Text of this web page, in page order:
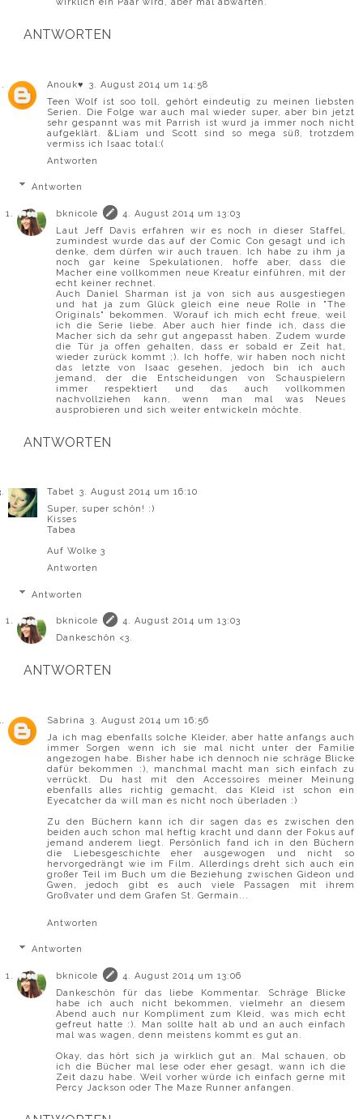
wirklich ein Paar wird, aber mal abwarten.
ANTWORTEN
Anouk♥
3. August 2014 um 14:58
Teen Wolf ist soo toll, gehört eindeutig zu meinen liebsten
Serien. Die Folge war auch mal wieder super, aber bin jetzt
sehr gespannt was mit Parrish ist wurd ja immer noch nicht
aufgeklärt. &Liam und Scott sind so mega süß, trotzdem
vermiss ich Isaac total:(
Antworten
Antworten
bknicole
4. August 2014 um 13:03
Laut Jeff Davis erfahren wir es noch in dieser Staffel,
zumindest wurde das auf der Comic Con gesagt und ich
denke, dem dürfen wir auch trauen. Ich habe zu ihm ja
noch gar keine Spekulationen, hoffe aber, dass die
Macher eine vollkommen neue Kreatur einführen, mit der
echt keiner rechnet.
Auch Daniel Sharman ist ja von sich aus ausgestiegen
und hat ja zum Glück gleich eine neue Rolle in "The
Originals" bekommen. Worauf ich mich echt freue, weil
ich die Serie liebe. Aber auch hier finde ich, dass die
Macher sich da sehr gut angepasst haben. Zudem wurde
die Tür ja offen gehalten, dass er sobald er Zeit hat,
wieder zurück kommt ;). Ich hoffe, wir haben noch nicht
das letzte von Isaac gesehen, jedoch bin ich auch
jemand, der die Entscheidungen von Schauspielern
immer respektiert und das auch vollkommen
nachvollziehen kann, wenn man mal was Neues
ausprobieren und sich weiter entwickeln möchte.
ANTWORTEN
Tabet 3. August 2014 um 16:10
Super, super schön! :)
Kisses
Tabea
Auf Wolke 3
Antworten
Antworten
bknicole
4. August 2014 um 13:03
Dankeschön <3.
ANTWORTEN
Sabrina 3. August 2014 um 16:56
Ja ich mag ebenfalls solche Kleider, aber hatte anfangs auch
immer Sorgen wenn ich sie mal nicht unter der Familie
angezogen habe. Bisher habe ich dennoch nie schräge Blicke
dafür bekommen :), manchmal macht man sich einfach zu
verrückt. Du hast mit den Accessoires meiner Meinung
ebenfalls alles richtig gemacht, das Kleid ist schon ein
Eyecatcher da will man es nicht noch überladen :)
Zu den Büchern kann ich dir sagen das es zwischen den
beiden auch schon mal heftig kracht und dann der Fokus auf
jemand anderem liegt. Persönlich fand ich in den Büchern
die Liebesgeschichte eher ausgewogen und nicht so
hervorgedrängt wie im Film. Allerdings dreht sich auch ein
großer Teil im Buch um die Beziehung zwischen Gideon und
Gwen, jedoch gibt es auch viele Passagen mit ihrem
Großvater und dem Grafen St. Germain...
Antworten
Antworten
bknicole
4. August 2014 um 13:06
Dankeschön für das liebe Kommentar. Schräge Blicke
habe ich auch nicht bekommen, vielmehr an diesem
Abend auch nur Kompliment zum Kleid, was mich echt
gefreut hatte :). Man sollte halt ab und an auch einfach
mal was wagen, denn meistens kommt es gut an.
Okay, das hört sich ja wirklich gut an. Mal schauen, ob
ich die Bücher mal lese oder eher gesagt, wann ich die
Zeit dazu habe. Weil vorher würde ich einfach gerne mit
Percy Jackson oder The Maze Runner anfangen.